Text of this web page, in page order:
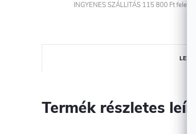
INGYENES SZÁLLITÁS 115 800 Ft felett!
Termék részletes